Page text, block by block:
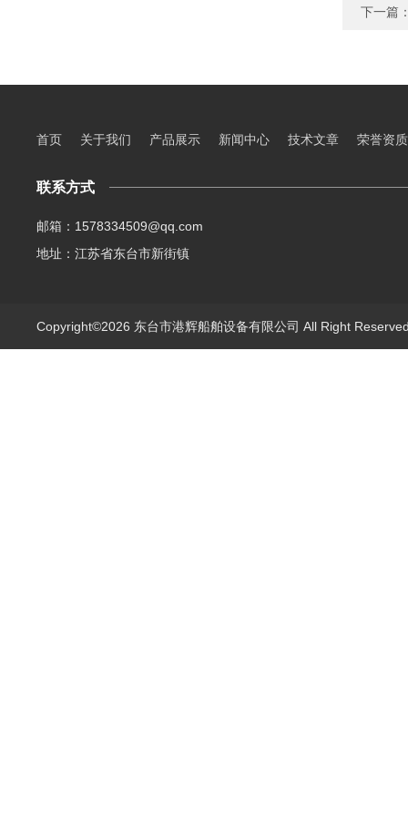
下一篇
首页 关于我们 产品展示 新闻中心 技术文章 荣誉资质
联系方式
邮箱：1578334509@qq.com
地址：江苏省东台市新街镇
Copyright©2026 东台市港辉船舶设备有限公司 All Right